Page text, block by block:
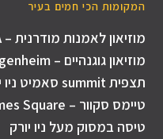
המקומות הכי חמים בעיר
מוזיאון לאמנות מודרנית – MOMA
מוזיאון גוגנהיים – Guggenheim
תצפית summit סאמיט ניו יורק
טיימס סקוור – Times Square
טיסה במסוק מעל ניו יורק